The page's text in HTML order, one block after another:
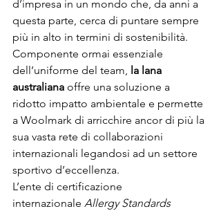
d’impresa in un mondo che, da anni a
questa parte, cerca di puntare sempre
più in alto in termini di sostenibilità.
Componente ormai essenziale
dell’uniforme del team, la lana
australiana offre una soluzione a
ridotto impatto ambientale e permette
a Woolmark di arricchire ancor di più la
sua vasta rete di collaborazioni
internazionali legandosi ad un settore
sportivo d’eccellenza.
L’ente di certificazione
internazionale Allergy Standards